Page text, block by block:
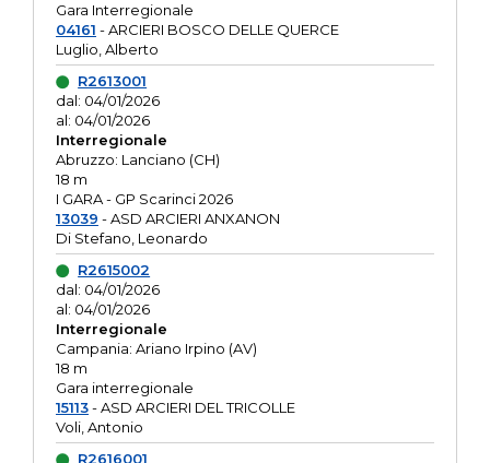
Gara Interregionale
04161 - ARCIERI BOSCO DELLE QUERCE
Luglio, Alberto
R2613001
dal: 04/01/2026
al: 04/01/2026
Interregionale
Abruzzo: Lanciano (CH)
18 m
I GARA - GP Scarinci 2026
13039 - ASD ARCIERI ANXANON
Di Stefano, Leonardo
R2615002
dal: 04/01/2026
al: 04/01/2026
Interregionale
Campania: Ariano Irpino (AV)
18 m
Gara interregionale
15113- ASD ARCIERI DEL TRICOLLE
Voli, Antonio
R2616001